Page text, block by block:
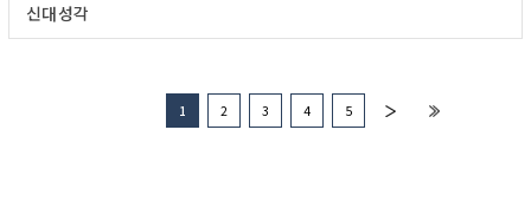
신대성각
1 2 3 4 5